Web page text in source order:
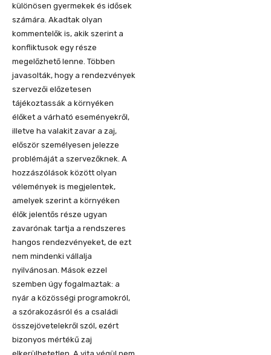
különösen gyermekek és idősek
számára. Akadtak olyan
kommentelők is, akik szerint a
konfliktusok egy része
megelőzhető lenne. Többen
javasolták, hogy a rendezvények
szervezői előzetesen
tájékoztassák a környéken
élőket a várható eseményekről,
illetve ha valakit zavar a zaj,
először személyesen jelezze
problémáját a szervezőknek. A
hozzászólások között olyan
vélemények is megjelentek,
amelyek szerint a környéken
élők jelentős része ugyan
zavarónak tartja a rendszeres
hangos rendezvényeket, de ezt
nem mindenki vállalja
nyilvánosan. Mások ezzel
szemben úgy fogalmaztak: a
nyár a közösségi programokról,
a szórakozásról és a családi
összejövetelekről szól, ezért
bizonyos mértékű zaj